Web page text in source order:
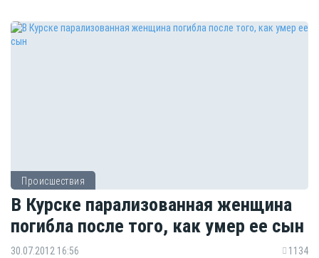
Происшествия
В Курске парализованная женщина
погибла после того, как умер ее сын
30.07.2012 16:56 1134